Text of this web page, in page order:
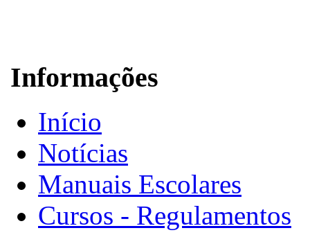
Informações
Início
Notícias
Manuais Escolares
Cursos - Regulamentos